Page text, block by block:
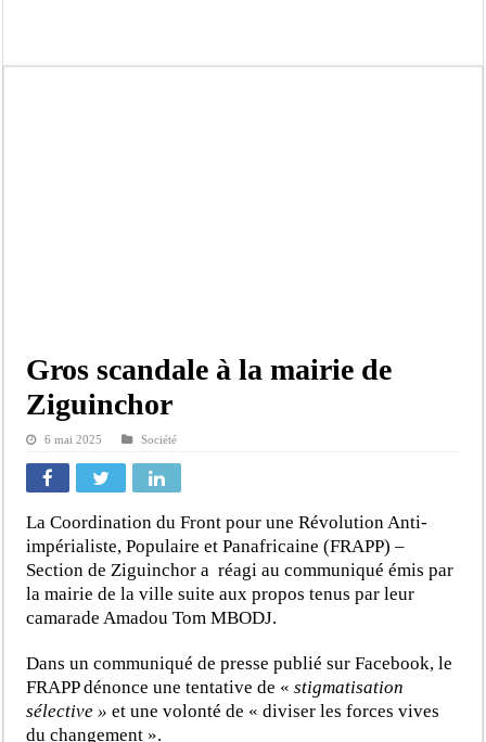
Gros scandale à la mairie de
Ziguinchor
6 mai 2025 Société
La Coordination du Front pour une Révolution Anti-
impérialiste, Populaire et Panafricaine (FRAPP) –
Section de Ziguinchor a réagi au communiqué émis par
la mairie de la ville suite aux propos tenus par leur
camarade Amadou Tom MBODJ.
Dans un communiqué de presse publié sur Facebook, le
FRAPP dénonce une tentative de «stigmatisation
sélective » et une volonté de « diviser les forces vives
du changement ».